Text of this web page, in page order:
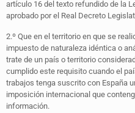
artículo 16 del texto refundido de la
aprobado por el Real Decreto
2.º Que en el territorio en que se
impuesto de naturaleza idéntica o
trate de un país o territorio
cumplido este requisito cuando el
trabajos tenga suscrito con España
imposición internacional que
información.